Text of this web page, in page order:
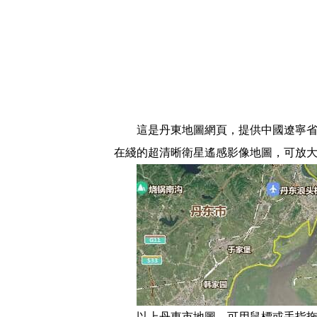
這是丹東地圖網頁，提供中國遼寧
在綫的超清晰衛星遙感影像地圖，可放